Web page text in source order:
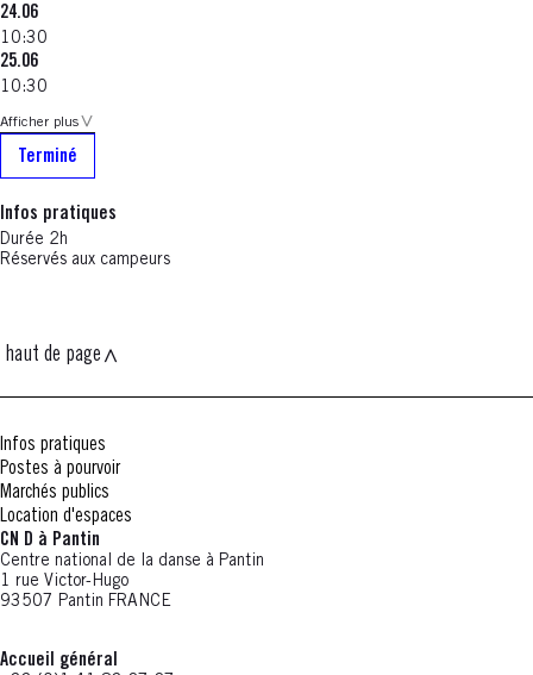
24.06
10:30
25.06
10:30
Afficher plus
Terminé
Infos pratiques
Durée 2h
Réservés aux campeurs
haut de page
Infos pratiques
Postes à pourvoir
Marchés publics
Location d'espaces
CN D à Pantin
Centre national de la danse à Pantin
1 rue Victor-Hugo
93507 Pantin FRANCE
Accueil général